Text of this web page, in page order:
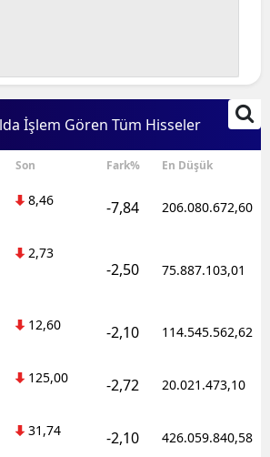
İşlem Gören Tüm Hisseler
Son Fark% En Düşük
8,46 -7,84 206.080.672,60
2,73
-2,50 75.887.103,01
12,60 -2,10 114.545.562,62
125,00 -2,72 20.021.473,10
31,74 -2,10 426.059.840,58